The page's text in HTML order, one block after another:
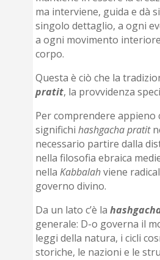
ma interviene, guida e dà
singolo dettaglio, a ogni
a ogni movimento interiore
corpo.
Questa è ciò che la
pratit, la provvidenza
Per comprendere appieno
significhihashgacha pratit
necessario partire dalla
nella filosofia ebraica
nellaKabbalahviene
governo divino.
Da un lato c’è la
generale: D-o governa il
leggi della natura, i cicli
storiche, le nazioni e le